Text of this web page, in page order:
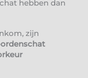
hebben dan
zijn